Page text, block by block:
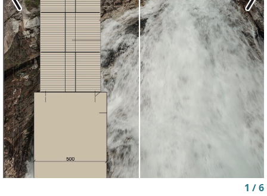
1 / 6